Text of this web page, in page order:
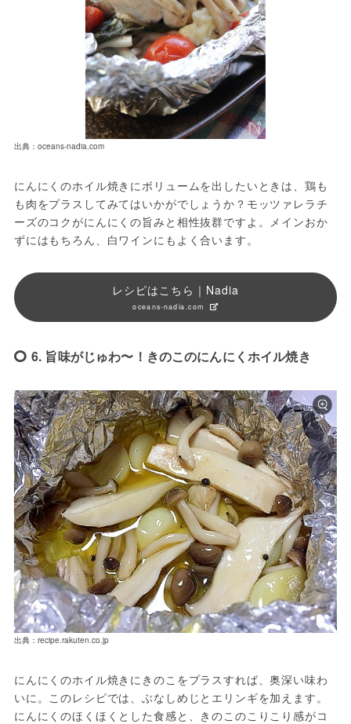
出典：oceans-nadia.com
にんにくのホイル焼きにボリュームを出したいときは、鶏も
も肉をプラスしてみてはいかがでしょうか？モッツァレラチ
ーズのコクがにんにくの旨みと相性抜群ですよ。メインおか
ずにはもちろん、白ワインにもよく合います。
レシピはこちら｜Nadia
oceans-nadia.com
6. 旨味がじゅわ〜！きのこのにんにくホイル焼き
出典：recipe.rakuten.co.jp
にんにくのホイル焼きにきのこをプラスすれば、奥深い味わ
いに。このレシピでは、ぶなしめじとエリンギを加えます。
にんにくのほくほくとした食感と、きのこのこりこり感がコ